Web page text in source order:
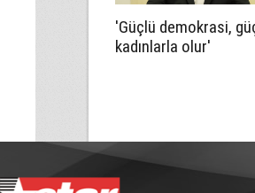
'Güçlü demokrasi,
kadınlarla olur'